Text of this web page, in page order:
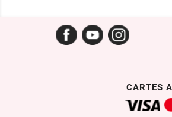
FacebookYouTube
CARTES